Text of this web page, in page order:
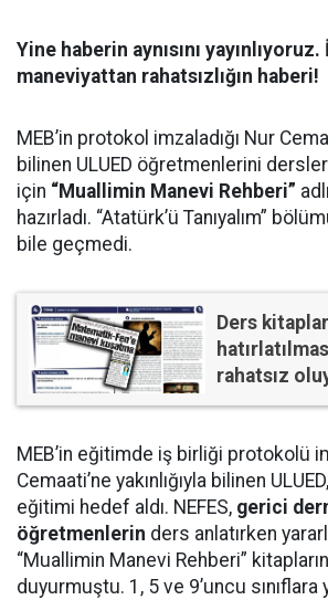
Yine haberin aynısını
maneviyattan rahatsızlığın haberi!
MEB’in protokol imzaladığı Nur
bilinen ULUED öğretmenlerini
için “Muallimin Manevi Rehberi”
hazırladı. “Atatürk’ü Tanıyalım”
bile geçmedi.
Ders
rahatsız
MEB’in eğitimde iş birliği protokolü
Cemaati’ne yakınlığıyla bilinen
eğitimi hedef aldı. NEFES, gerici
öğretmenlerin ders anlatırken
“Muallimin Manevi Rehberi” kitaplarını
duyurmuştu. 1, 5 ve 9’uncu